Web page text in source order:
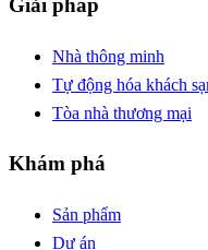
Giải pháp
Nhà thông minh
Tự động hóa khách
Tòa nhà thương mại
Khám phá
Sản phẩm
Dự án